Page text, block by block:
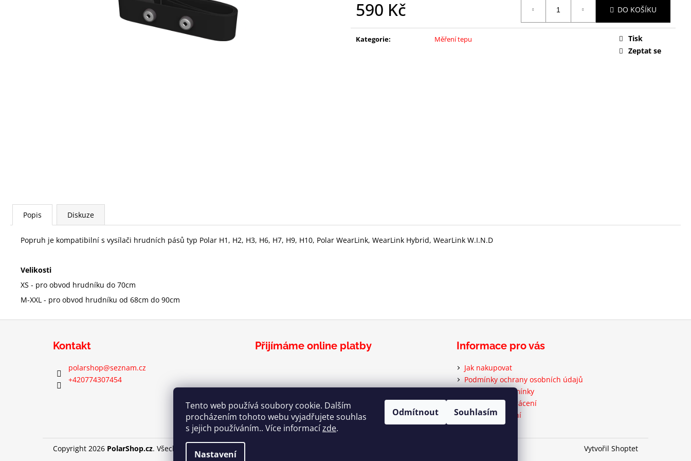
Tento web používá soubory cookie. Dalším
procházením tohoto webu vyjadřujete souhlas
s jejich používáním.. Více informacízde.
Nastavení
Odmítnout Souhlasím
590 Kč DO KOŠÍKU
Kategorie: Měření tepu
Tisk
Zeptat se
Popis Diskuze
Popruh je kompatibilní s vysílači hrudních pásů typ Polar H1, H2, H3, H6, H7, H9, H10, Polar WearLink, WearLink Hybrid, WearLink W.I.N.D
Velikosti
XS - pro obvod hrudníku do 70cm
M-XXL - pro obvod hrudníku od 68cm do 90cm
65 Kč
2 150 Kč
Kontakt
polarshop@seznam.cz
+420774307454
Přijímáme online platby Informace pro vás
Jak nakupovat
Podmínky ochrany osobních údajů
Obchodní podmínky
Formulář pro vrácení
Právo na vrácení
Vytvořil Shoptet
Copyright 2026 PolarShop.cz. Všechna práva vyhrazena.